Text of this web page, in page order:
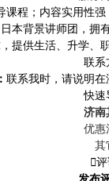
程；内容实用
背景讲师团，
供生活、升学
联系
联系我时，请说明在
快速
济南
优惠
其

发布